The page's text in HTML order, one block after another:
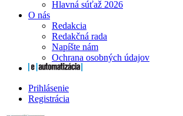
Hlavná súťaž 2026
O nás
Redakcia
Redakčná rada
Napíšte nám
Ochrana osobných údajov
Prihlásenie
Registrácia